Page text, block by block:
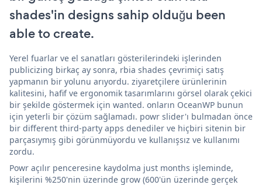
shades'in designs sahip olduğu been
able to create.
Yerel fuarlar ve el sanatları gösterilerindeki işlerinden
publicizing birkaç ay sonra, rbia shades çevrimiçi satış
yapmanın bir yolunu arıyordu. ziyaretçilere ürünlerinin
kalitesini, hafif ve ergonomik tasarımlarını görsel olarak çekici
bir şekilde göstermek için wanted. onların OceanWP bunun
için yeterli bir çözüm sağlamadı. powr slider'ı bulmadan önce
bir different third-party apps denediler ve hiçbiri sitenin bir
parçasıymış gibi görünmüyordu ve kullanışsız ve kullanımı
zordu.
Powr açılır penceresine kaydolma just months işleminde,
kişilerini %250'nin üzerinde grow (600'ün üzerinde gerçek